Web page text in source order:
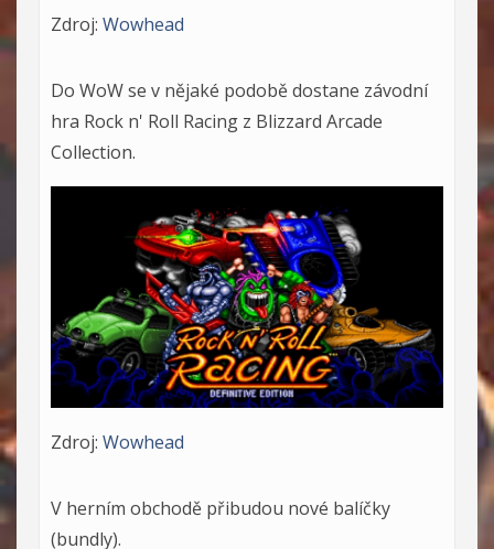
Zdroj: Wowhead
Do WoW se v nějaké podobě dostane závodní
hra Rock n' Roll Racing z Blizzard Arcade
Collection.
Zdroj: Wowhead
V herním obchodě přibudou nové balíčky
(bundly).